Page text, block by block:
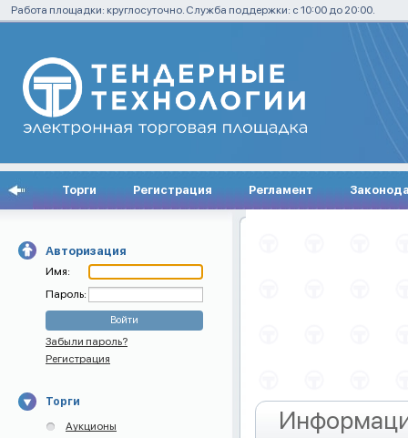
Работа площадки: круглосуточно. Служба поддержки: с 10:00 до 20:00.
Торги Регистрация Регламент
Авторизация
Имя:
Пароль:
Забыли пароль?
Регистрация
Торги
Аукционы